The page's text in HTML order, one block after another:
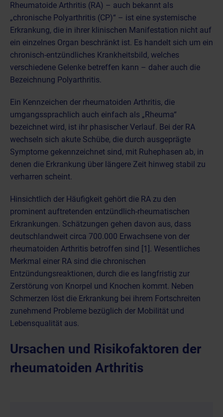
Rheumatoide Arthritis (RA) – auch bekannt als
„chronische Polyarthritis (CP)“ – ist eine systemische
Erkrankung, die in ihrer klinischen Manifestation nicht auf
ein einzelnes Organ beschränkt ist. Es handelt sich um ein
chronisch-entzündliches Krankheitsbild, welches
verschiedene Gelenke betreffen kann – daher auch die
Bezeichnung Polyarthritis.
Ein Kennzeichen der rheumatoiden Arthritis, die
umgangssprachlich auch einfach als „Rheuma“
bezeichnet wird, ist ihr phasischer Verlauf. Bei der RA
wechseln sich akute Schübe, die durch ausgeprägte
Symptome gekennzeichnet sind, mit Ruhephasen ab, in
denen die Erkrankung über längere Zeit hinweg stabil zu
verharren scheint.
Hinsichtlich der Häufigkeit gehört die RA zu den
prominent auftretenden entzündlich-rheumatischen
Erkrankungen. Schätzungen gehen davon aus, dass
deutschlandweit circa 700.000 Erwachsene von der
rheumatoiden Arthritis betroffen sind [1]. Wesentliches
Merkmal einer RA sind die chronischen
Entzündungsreaktionen, durch die es langfristig zur
Zerstörung von Knorpel und Knochen kommt. Neben
Schmerzen löst die Erkrankung bei ihrem Fortschreiten
zunehmend Probleme bezüglich der Mobilität und
Lebensqualität aus.
Ursachen und Risikofaktoren der
rheumatoiden Arthritis